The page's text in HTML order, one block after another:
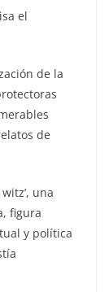
el
de la
de
una
figura
y política